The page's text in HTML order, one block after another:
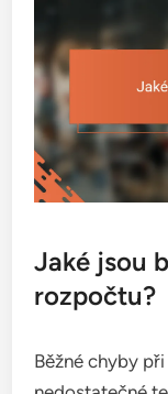
Jaké jsou
rozpočtu?
Běžné chyby